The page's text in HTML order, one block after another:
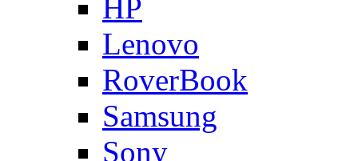
HP
Lenovo
RoverBook
Samsung
Sony